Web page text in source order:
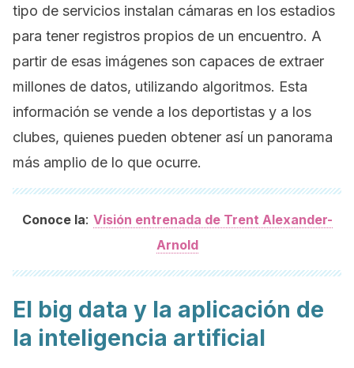
tipo de servicios instalan cámaras en los estadios
para tener registros propios de un encuentro. A
partir de esas imágenes son capaces de extraer
millones de datos, utilizando algoritmos. Esta
información se vende a los deportistas y a los
clubes, quienes pueden obtener así un panorama
más amplio de lo que ocurre.
Conoce la: Visión entrenada de Trent Alexander-
Arnold
El big data y la aplicación de
la inteligencia artificial